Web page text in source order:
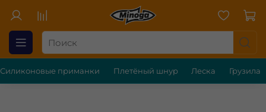
Силиконовые приманки Плетёный шнур Леска Грузила